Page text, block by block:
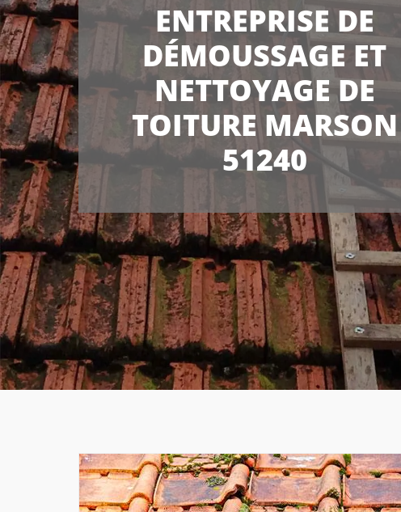
ENTREPRISE DE
DÉMOUSSAGE ET
NETTOYAGE DE
TOITURE MARSON
51240